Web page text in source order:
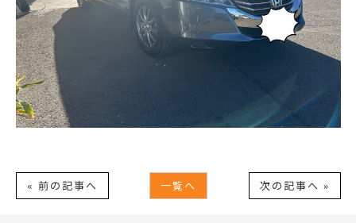
« 前の記事へ 一覧へ 次の記事へ »